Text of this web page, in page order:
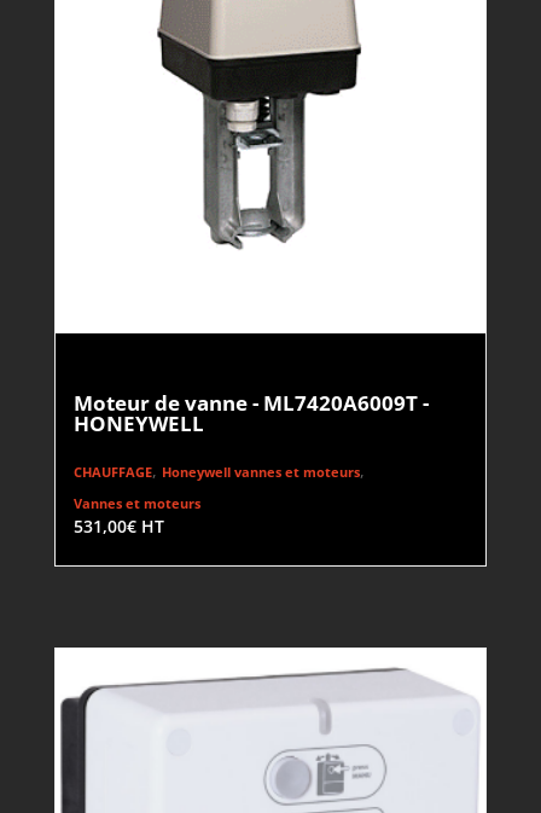
Moteur de vanne - ML7420A6009T -
HONEYWELL
CHAUFFAGE, Honeywell vannes et moteurs,
Vannes et moteurs
531,00€ HT